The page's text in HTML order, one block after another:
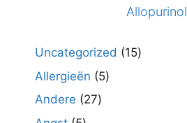
Allopurinol
Uncategorized 1515
Allergieën 55
Andere 2727